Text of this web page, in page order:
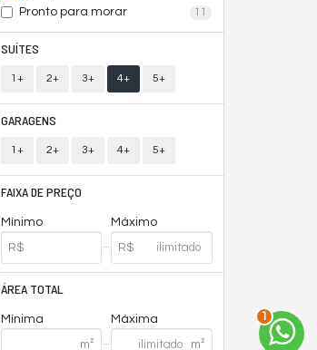
Pronto para morar
11
SUÍTES
1+ 2+ 3+ 4+ 5+
GARAGENS
1+ 2+ 3+ 4+ 5+
FAIXA DE PREÇO
Mínimo Máximo
ÁREA TOTAL
Mínima Máxima